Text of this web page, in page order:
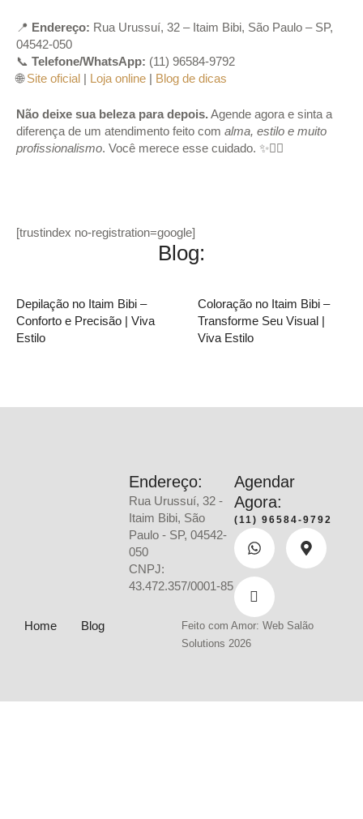
📍 Endereço: Rua Urussuí, 32 – Itaim Bibi, São Paulo – SP,
04542-050
📞 Telefone/WhatsApp: (11) 96584-9792
🌐Site oficial | Loja online | Blog de dicas
Não deixe sua beleza para depois. Agende agora e sinta a
diferença de um atendimento feito com alma, estilo e muito
profissionalismo. Você merece esse cuidado. ✨💇‍♀️
[trustindex no-registration=google]
Blog:
Depilação no Itaim Bibi –
Conforto e Precisão | Viva
Estilo
Coloração no Itaim Bibi –
Transforme Seu Visual |
Viva Estilo
Endereço:
Rua Urussuí, 32 -
Itaim Bibi, São
Paulo - SP, 04542-
050
CNPJ:
43.472.357/0001-85
Agendar
Agora:
(11) 96584-9792
Home Blog
Feito com Amor: Web Salão
Solutions 2026